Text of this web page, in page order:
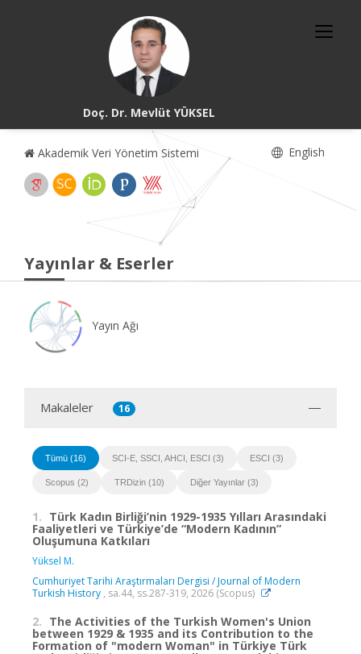
Doç. Dr. Mevlüt YÜKSEL
Akademik Veri Yönetim Sistemi English
Yayınlar & Eserler
Yayın Ağı
Makaleler 16
Tümü (16) SCI-E, SSCI, AHCI, ESCI (3) ESCI (3)
Scopus (2) TRDizin (10) Diğer Yayınlar (3)
1. Türk Kadın Birliği’nin 1929-1935 Yılları Arasındaki
Faaliyetleri ve Türkiye’de “Modern Kadının”
Oluşumuna Katkıları
Yüksel M.
Cumhuriyet Tarihi Araştırmaları Dergisi / Journal of Modern
Turkish History , sa.44, ss.287-319, 2026 (Scopus)
2. The Activities of the Turkish Women's Union
between 1929 & 1935 and its Contribution to the
Formation of "modern Woman" in Türkiye Türk